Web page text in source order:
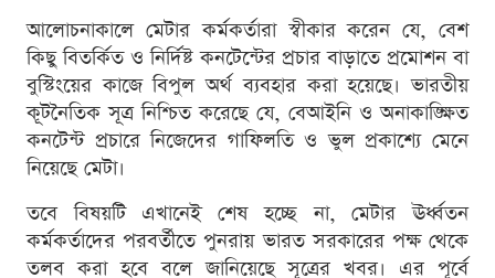
আলোচনাকালে মেটার কর্মকর্তারা স্বীকার করেন যে, বেশ
কিছু বিতর্কিত ও নির্দিষ্ট কনটেন্টের প্রচার বাড়াতে প্রমোশন বা
বুস্টিংয়ের কাজে বিপুল অর্থ ব্যবহার করা হয়েছে। ভারতীয়
কূটনৈতিক সূত্র নিশ্চিত করেছে যে, বেআইনি ও অনাকাঙ্ক্ষিত
কনটেন্ট প্রচারে নিজেদের গাফিলতি ও ভুল প্রকাশ্যে মেনে
নিয়েছে মেটা।
তবে বিষয়টি এখানেই শেষ হচ্ছে না, মেটার ঊর্ধ্বতন
কর্মকর্তাদের পরবর্তীতে পুনরায় ভারত সরকারের পক্ষ থেকে
তলব করা হবে বলে জানিয়েছে সূত্রের খবর। এর পূর্বে